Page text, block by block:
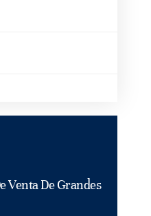
Venta De Grandes